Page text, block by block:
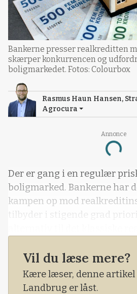
Annonce
Loading...
Bankerne presser realkreditten
skærper konkurrencen og
boligmarkedet. Fotos: Colourbox
Rasmus Haun Hansen,
Agrocura
Der er gang i en regulær
boligmarked. Bankerne har
kampen op mod
tilbyder i stigende grad
Vil du læse mere?
Kære læser, denne
Landbrug er låst.